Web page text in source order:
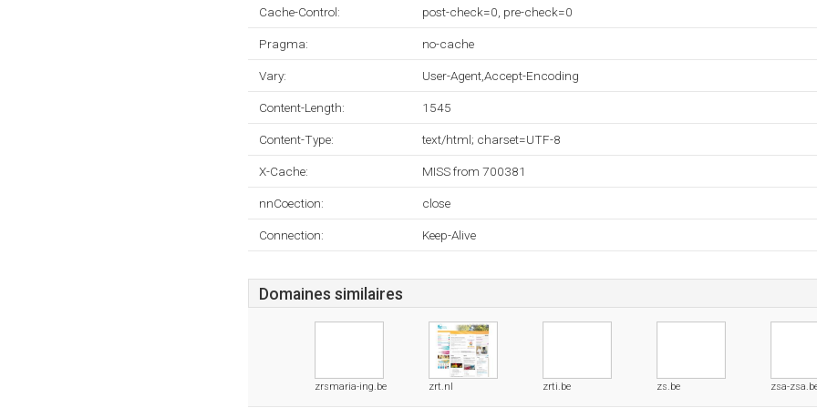
Cache-Control: post-check=0, pre-check=0
Pragma: no-cache
Vary: User-Agent,Accept-Encoding
Content-Length: 1545
Content-Type: text/html; charset=UTF-8
X-Cache: MISS from 700381
nnCoection: close
Connection: Keep-Alive
Domaines similaires
zrsmaria-ing.be zrt.nl zrti.be zs.be zsa-